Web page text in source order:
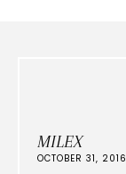
MILEX
OCTOBER 31,